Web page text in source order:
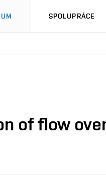
SPOLUPRÁCE
of flow